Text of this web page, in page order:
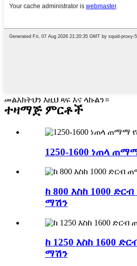
መልእክትህን እዚህ ጻፍ እና ላኩልን።
ተዛማጅ ምርቶች
1250-1600 ነጠላ
ከ 800 እስከ 1000
ማሽን
ከ 1250 እስከ 1600
ማሽን